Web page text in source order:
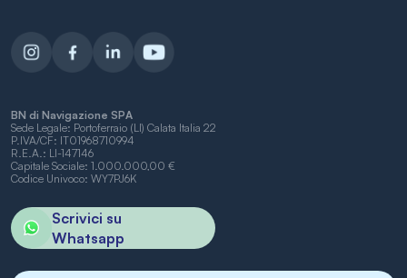
BN di Navigazione SPA
Sede Legale: Portoferraio (LI) Calata Italia 22
P.IVA/CF: IT01968710994
R.E.A.: LI-147146
Capitale Sociale: 1.000.000,00 €
Codice Univoco: WY7PJ6K
Scrivici su
Whatsapp